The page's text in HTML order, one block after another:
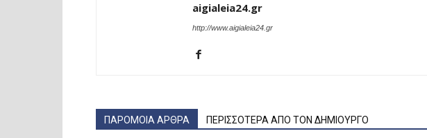
aigialeia24.gr
http://www.aigialeia24.gr
ΠΑΡΟΜΟΙΑ ΑΡΘΡΑ ΠΕΡΙΣΣΟΤΕΡΑ ΑΠΟ ΤΟΝ ΔΗΜΙΟΥΡΓΟ